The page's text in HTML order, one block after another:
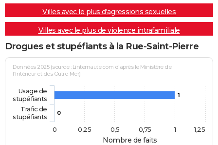
Villes avec le plus d'agressions sexuelles
Villes avec le plus de violence intrafamiliale
Drogues et stupéfiants à la Rue-Saint-Pierre
Nombre de faits
Données 2025 (source : Linternaute.com d'après le Ministère de
l'Intérieur et des Outre-Mer)
1
0
Usage de
stupéfiants
Trafic de
stupéfiants
0
1
0,25 0,5 0,75 1,25